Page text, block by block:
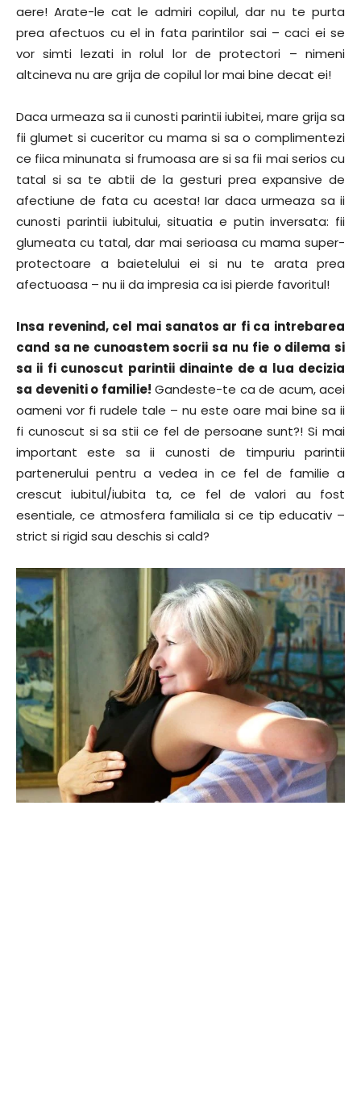
aere! Arate-le cat le admiri copilul, dar nu te purta
prea afectuos cu el in fata parintilor sai – caci ei se
vor simti lezati in rolul lor de protectori – nimeni
altcineva nu are grija de copilul lor mai bine decat ei!
Daca urmeaza sa ii cunosti parintii iubitei, mare grija sa
fii glumet si cuceritor cu mama si sa o complimentezi
ce fiica minunata si frumoasa are si sa fii mai serios cu
tatal si sa te abtii de la gesturi prea expansive de
afectiune de fata cu acesta! Iar daca urmeaza sa ii
cunosti parintii iubitului, situatia e putin inversata: fii
glumeata cu tatal, dar mai serioasa cu mama super-
protectoare a baietelului ei si nu te arata prea
afectuoasa – nu ii da impresia ca isi pierde favoritul!
Insa revenind, cel mai sanatos ar fi ca intrebarea
cand sa ne cunoastem socrii sa nu fie o dilema si
sa ii fi cunoscut parintii dinainte de a lua decizia
sa deveniti o familie! Gandeste-te ca de acum, acei
oameni vor fi rudele tale – nu este oare mai bine sa ii
fi cunoscut si sa stii ce fel de persoane sunt?! Si mai
important este sa ii cunosti de timpuriu parintii
partenerului pentru a vedea in ce fel de familie a
crescut iubitul/iubita ta, ce fel de valori au fost
esentiale, ce atmosfera familiala si ce tip educativ –
strict si rigid sau deschis si cald?